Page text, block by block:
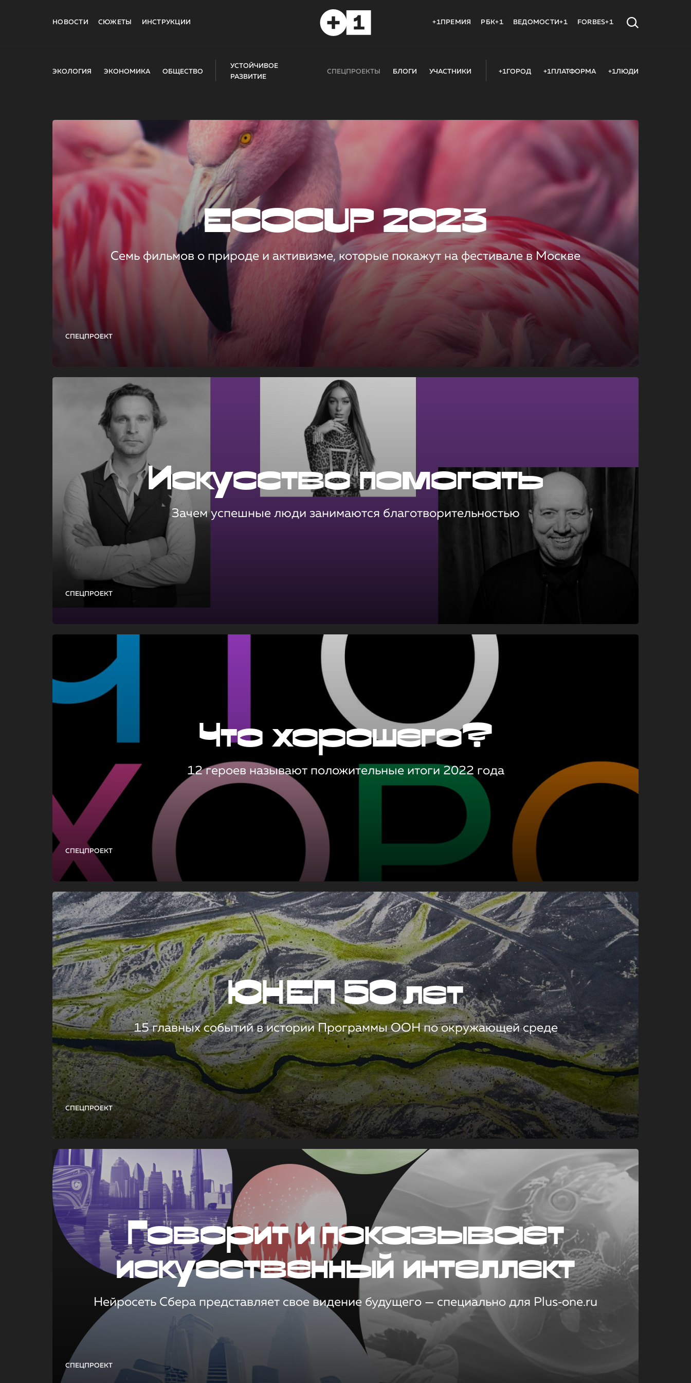
НОВОСТИ СЮЖЕТЫ ИНСТРУКЦИИ +1ПРЕМИЯ РБК+1 ВЕДОМОСТИ+1 FORBES+1
ЭКОЛОГИЯ ЭКОНОМИКА ОБЩЕСТВО
УСТОЙЧИВОЕ
РАЗВИТИЕ
СПЕЦПРОЕКТЫ БЛОГИ УЧАСТНИКИ +1ГОРОД +1ПЛАТФОРМА +1ЛЮДИ
СПЕЦПРОЕКТ
ECOCUP 2023
Семь фильмов о природе и активизме, которые покажут на фестивале в Москве
СПЕЦПРОЕКТ
Искусство помогать
Зачем успешные люди занимаются благотворительностью
СПЕЦПРОЕКТ
Что хорошего?
12 героев называют положительные итоги 2022 года
СПЕЦПРОЕКТ
ЮНЕП 50 лет
15 главных событий в истории Программы ООН по окружающей среде
СПЕЦПРОЕКТ
Говорит и показывает
искусственный интеллект
Нейросеть Сбера представляет свое видение будущего — специально для Plus‑one.ru